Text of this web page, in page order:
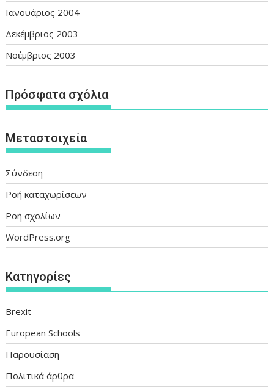
Ιανουάριος 2004
Δεκέμβριος 2003
Νοέμβριος 2003
Πρόσφατα σχόλια
Μεταστοιχεία
Σύνδεση
Ροή καταχωρίσεων
Ροή σχολίων
WordPress.org
Kατηγορίες
Brexit
European Schools
Παρουσίαση
Πολιτικά άρθρα